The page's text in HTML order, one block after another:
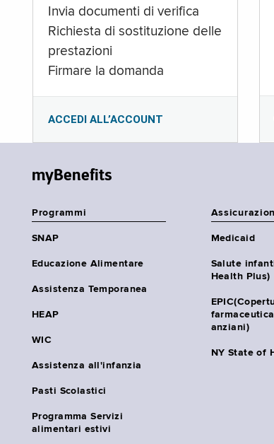
Invia documenti di verifica
Richiesta di sostituzione delle
prestazioni
Firmare la domanda
ACCEDI ALL’ACCOUNT
myBenefits
Programmi
SNAP
Educazione Alimentare
Assistenza Temporanea
HEAP
WIC
Assistenza all'infanzia
Pasti Scolastici
Programma Servizi
alimentari estivi
Medicaid
Salute
Health Plus)
anziani)
NY State of